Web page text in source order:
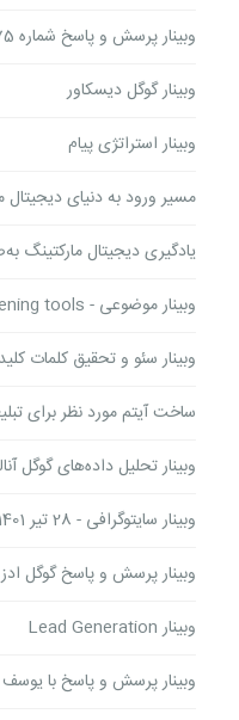
وبینار پرسش و پاسخ شماره 75-26 اردیبهشت 1402
وبینار گوگل دیسکاور
وبینار استراتژی پیام
مسیر ورود به دنیای دیجیتال
یادگیری دیجیتال مارکتینگ
وبینار موضوعی - Listening tools
وبینار سئو و تحقیق کلمات
ساخت آیتم مورد نظر برای
وبینار تحلیل داده‌های گوگل
وبینار سایتوگرافی - 28 تیر 1401
وبینار پرسش و پاسخ گوگل ادز
وبینار Lead Generation
وبینار پرسش و پاسخ با یوسف